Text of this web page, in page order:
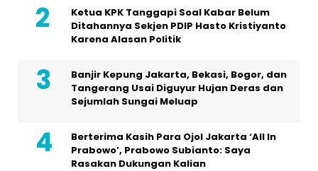
Ketua KPK Tanggapi Soal Kabar Belum
Ditahannya Sekjen PDIP Hasto Kristiyanto
Karena Alasan Politik
Banjir Kepung Jakarta, Bekasi, Bogor, dan
Tangerang Usai Diguyur Hujan Deras dan
Sejumlah Sungai Meluap
Berterima Kasih Para Ojol Jakarta ‘All In
Prabowo’, Prabowo Subianto: Saya
Rasakan Dukungan Kalian